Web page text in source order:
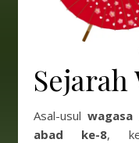
Sejarah
Asal-usul
abad ke-8,